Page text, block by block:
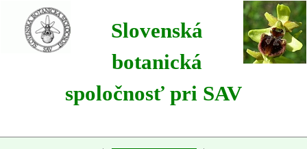
Slovenská
botanická
spoločnosť pri SAV